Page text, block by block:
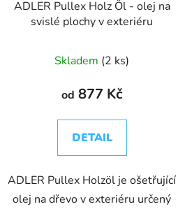
ADLER Pullex Holz Öl - olej na
svislé plochy v exteriéru
Skladem (2 ks)
od 877 Kč
DETAIL
ADLER Pullex Holzöl je ošetřující
olej na dřevo v exteriéru určený